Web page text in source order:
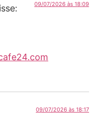
09/07/2026 às 18:09
09/07/2026 às 18:17